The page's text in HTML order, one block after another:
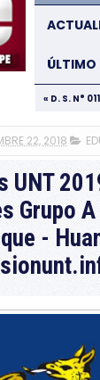
ÚLTIMO
« D. S. N°
22, 2018
UNT
Grupo
-